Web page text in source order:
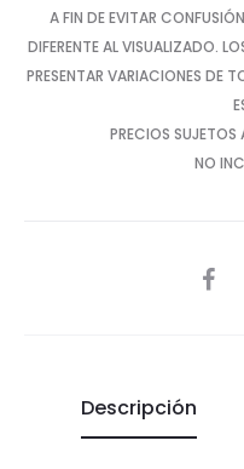
A FIN DE EVITAR
DIFERENTE AL VISUALIZADO.
PRESENTAR VARIACIONES DE
PRECIOS SUJETOS
NO
SHARE
Descripción